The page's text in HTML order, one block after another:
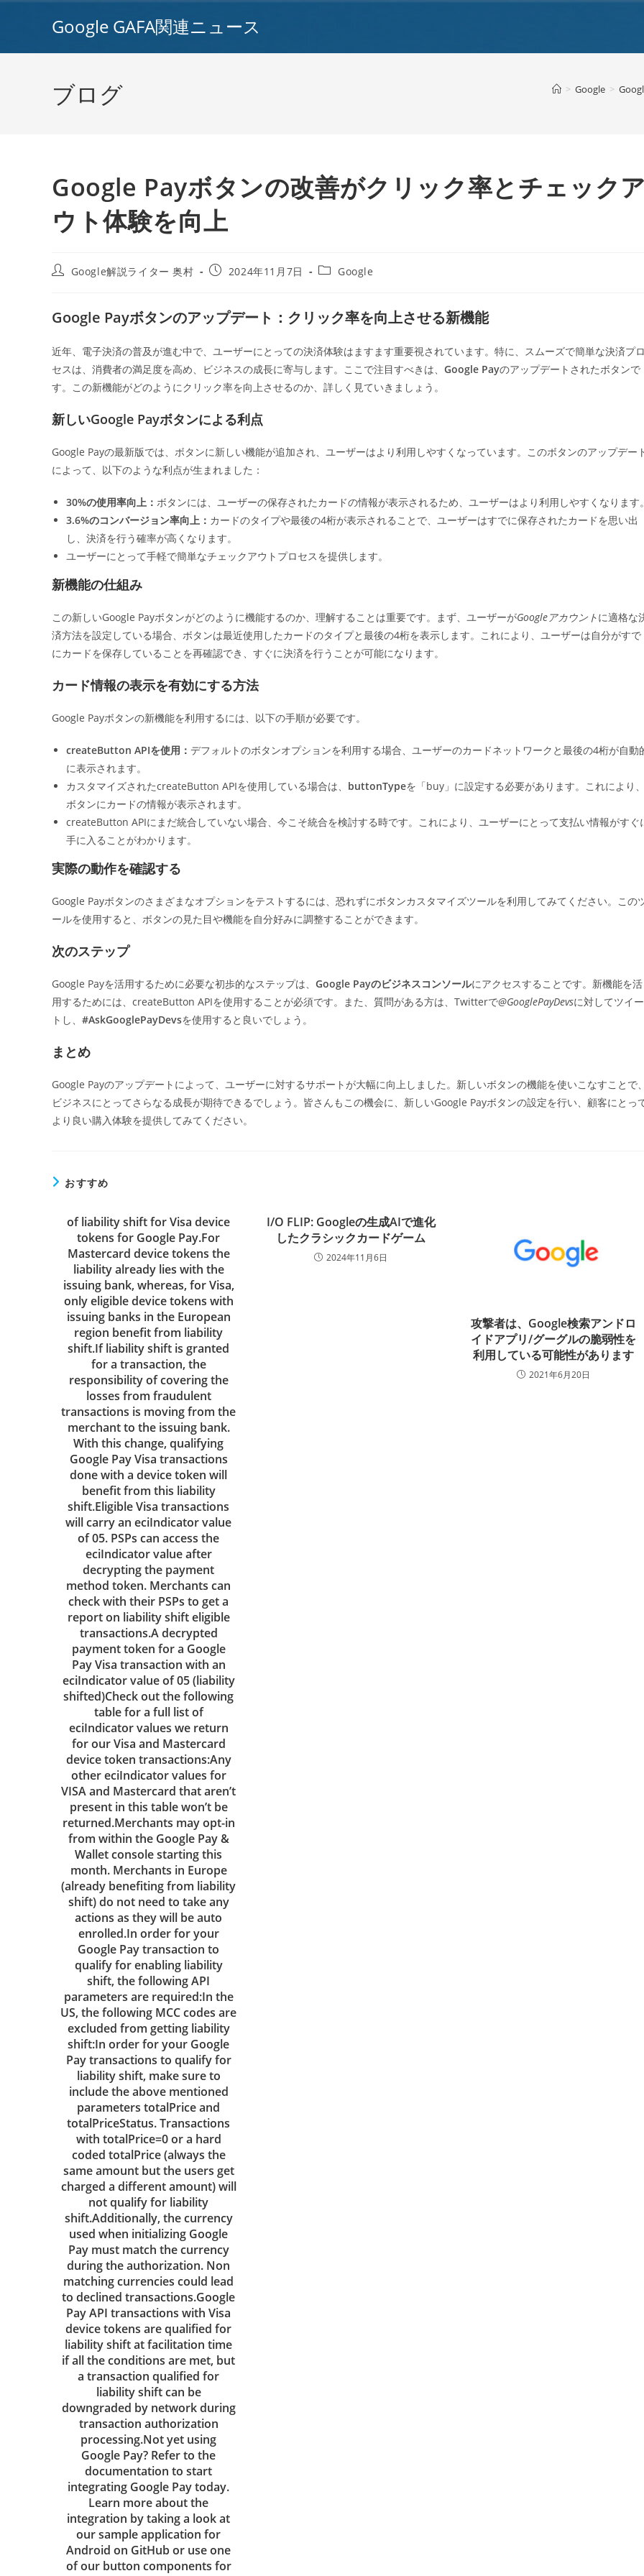
Google GAFA関連ニュース
ブログ > Google >
Google Payボタンの改善がクリック率とチェックア
ウト体験を向上
投
Google解説ライター 奥村
投
開
日:
2024年11月7日
投
ゴ
ー:
Google
Google Payボタンのアップデート：クリック率を向上させる新機能
近年、電子決済の普及が進む中で、ユーザーにとっての決済体験はますます重要視されています。特に、スムーズで簡単な決済プロ
セスは、消費者の満足度を高め、ビジネスの成長に寄与します。ここで注目すべきは、 Google Payのアップデートされたボタンで
す。この新機能がどのようにクリック率を向上させるのか、詳しく見ていきましょう。
新しいGoogle Payボタンによる利点
Google Payの最新版では、ボタンに新しい機能が追加され、ユーザーはより利用しやすくなっています。このボタンのアップデー
によって、以下のような利点が生まれました：
30%の使用率向上： ボタンには、ユーザーの保存されたカードの情報が表示されるため、ユーザーはより利用しやすくなります。
3.6%のコンバージョン率向上： カードのタイプや最後の4桁が表示されることで、ユーザーはすでに保存されたカードを思い出
し、決済を行う確率が高くなります。
ユーザーにとって手軽で簡単なチェックアウトプロセスを提供します。
新機能の仕組み
この新しいGoogle Payボタンがどのように機能するのか、理解することは重要です。まず、ユーザーがGoogleアカウントに適格な
済方法を設定している場合、ボタンは最近使用したカードのタイプと最後の4桁を表示します。これにより、ユーザーは自分がすで
にカードを保存していることを再確認でき、すぐに決済を行うことが可能になります。
カード情報の表示を有効にする方法
Google Payボタンの新機能を利用するには、以下の手順が必要です。
createButton APIを使用： デフォルトのボタンオプションを利用する場合、ユーザーのカードネットワークと最後の4桁が自動
に表示されます。
カスタマイズされたcreateButton APIを使用している場合は、 buttonTypeを「buy」に設定する必要があります。これにより、
ボタンにカードの情報が表示されます。
createButton APIにまだ統合していない場合、今こそ統合を検討する時です。これにより、ユーザーにとって支払い情報がすぐ
手に入ることがわかります。
実際の動作を確認する
Google Payボタンのさまざまなオプションをテストするには、恐れずにボタンカスタマイズツールを利用してみてください。この
ールを使用すると、ボタンの見た目や機能を自分好みに調整することができます。
次のステップ
Google Payを活用するために必要な初歩的なステップは、 Google Payのビジネスコンソールにアクセスすることです。新機能を活
用するためには、createButton APIを使用することが必須です。また、質問がある方は、Twitterで@GooglePayDevsに対してツイー
トし、 #AskGooglePayDevsを使用すると良いでしょう。
まとめ
Google Payのアップデートによって、ユーザーに対するサポートが大幅に向上しました。新しいボタンの機能を使いこなすことで、
ビジネスにとってさらなる成長が期待できるでしょう。皆さんもこの機会に、新しいGoogle Payボタンの設定を行い、顧客にとっ
より良い購入体験を提供してみてください。
おすすめ
of liability shift for Visa device
tokens for Google Pay.For
Mastercard device tokens the
liability already lies with the
issuing bank, whereas, for Visa,
only eligible device tokens with
issuing banks in the European
region benefit from liability
shift.If liability shift is granted
for a transaction, the
responsibility of covering the
losses from fraudulent
transactions is moving from the
merchant to the issuing bank.
With this change, qualifying
Google Pay Visa transactions
done with a device token will
benefit from this liability
shift.Eligible Visa transactions
will carry an eciIndicator value
of 05. PSPs can access the
eciIndicator value after
decrypting the payment
method token. Merchants can
check with their PSPs to get a
report on liability shift eligible
transactions.A decrypted
payment token for a Google
Pay Visa transaction with an
eciIndicator value of 05 (liability
shifted)Check out the following
table for a full list of
eciIndicator values we return
for our Visa and Mastercard
device token transactions:Any
other eciIndicator values for
VISA and Mastercard that aren’t
present in this table won’t be
returned.Merchants may opt-in
from within the Google Pay &
Wallet console starting this
month. Merchants in Europe
(already benefiting from liability
shift) do not need to take any
actions as they will be auto
enrolled.In order for your
Google Pay transaction to
qualify for enabling liability
shift, the following API
parameters are required:In the
US, the following MCC codes are
excluded from getting liability
shift:In order for your Google
Pay transactions to qualify for
liability shift, make sure to
include the above mentioned
parameters totalPrice and
totalPriceStatus. Transactions
with totalPrice=0 or a hard
coded totalPrice (always the
same amount but the users get
charged a different amount) will
not qualify for liability
shift.Additionally, the currency
used when initializing Google
Pay must match the currency
during the authorization. Non
matching currencies could lead
to declined transactions.Google
Pay API transactions with Visa
device tokens are qualified for
liability shift at facilitation time
if all the conditions are met, but
a transaction qualified for
liability shift can be
downgraded by network during
transaction authorization
processing.Not yet using
Google Pay? Refer to the
documentation to start
integrating Google Pay today.
Learn more about the
integration by taking a look at
our sample application for
Android on GitHub or use one
of our button components for
I/O FLIP: Googleの生成AIで進化
したクラシックカードゲーム
2024年11月6日
攻撃者は、Google検索アンドロ
イドアプリ/グーグルの脆弱性を
利用している可能性があります
2021年6月20日